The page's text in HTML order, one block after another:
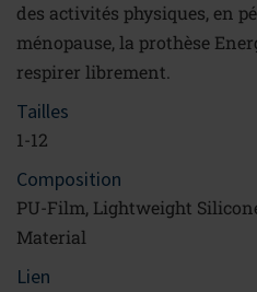
des activités physiques, en
ménopause, la prothèse
respirer librement.
Tailles
1-12
Composition
PU-Film, Lightweight
Material
Lien